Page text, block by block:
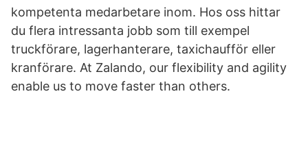
kompetenta medarbetare inom. Hos oss hittar
du flera intressanta jobb som till exempel
truckförare, lagerhanterare, taxichaufför eller
kranförare. At Zalando, our flexibility and agility
enable us to move faster than others.